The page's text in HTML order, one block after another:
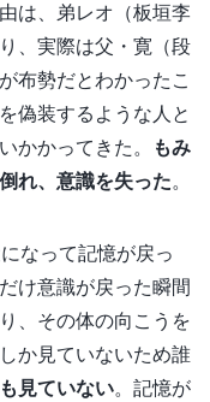
は、弟レオ（板垣李
、実際は父・寛（段
布勢だとわかったこ
偽装するような人と
かかってきた。
もみ
れ、意識を失った。
なって記憶が戻っ
け意識が戻った瞬間
、その体の向こうを
か見ていないため誰
見ていない。記憶が